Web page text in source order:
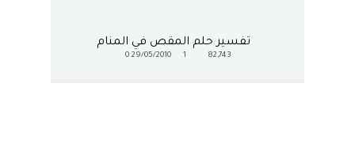
تفسير حلم المقص في المنام
82,743
29/05/2010
0